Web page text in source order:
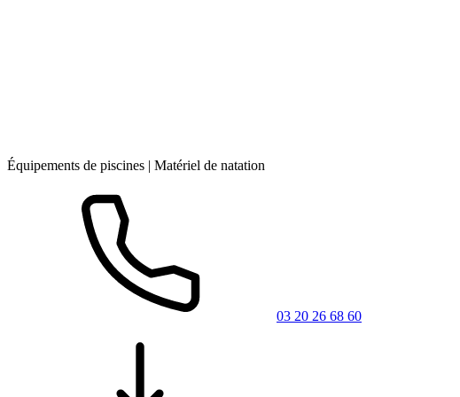
Équipements de piscines | Matériel de natation
03 20 26 68 60